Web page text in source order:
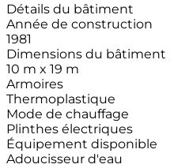
Détails du bâtiment
Année de construction
1981
Dimensions du bâtiment
10 m x 19 m
Armoires
Thermoplastique
Mode de chauffage
Plinthes électriques
Équipement disponible
Adoucisseur d'eau